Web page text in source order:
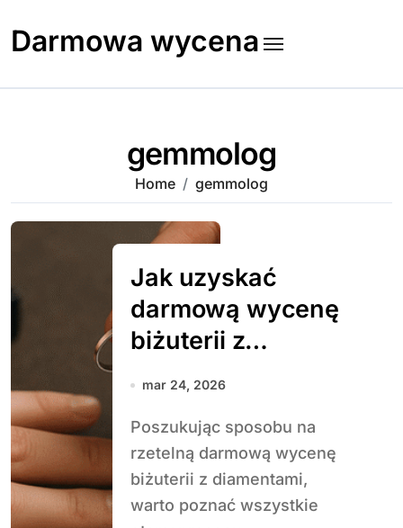
content
Darmowa wycena
gemmolog
Home gemmolog
Jak uzyskać
darmową wycenę
biżuterii z
diamentami
mar 24, 2026
Poszukując sposobu na
rzetelną darmową wycenę
biżuterii z diamentami,
warto poznać wszystkie